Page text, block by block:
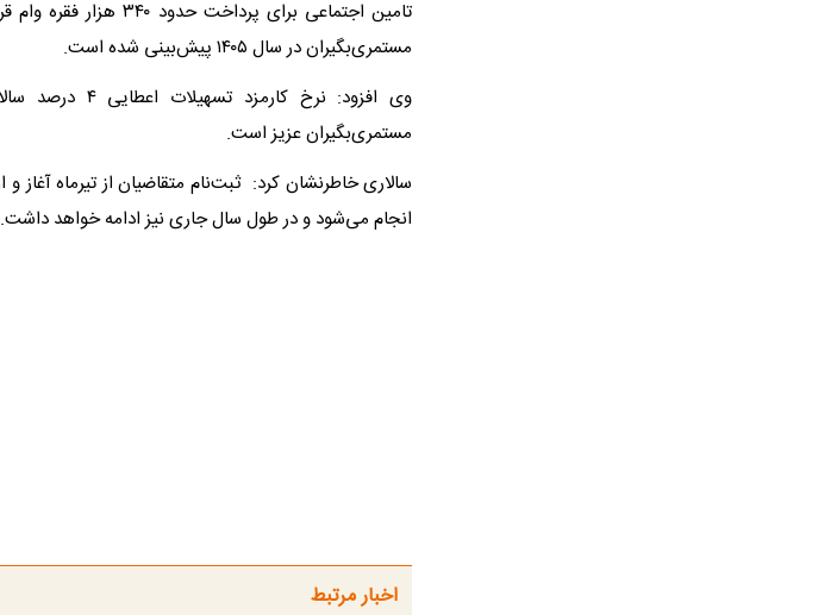
مستمری‌بگیران در سال ۱۴۰۵ پیش‌بینی شده است.
مستمری‌بگیران عزیز است.
انجام می‌شود و در طول سال جاری نیز ادامه خواهد داشت.
اخبار مرتبط